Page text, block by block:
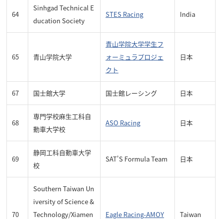
64
Sinhgad Technical E
ducation Society
STES Racing India
65 青山学院大学
青山学院大学学生フ
ォーミュラプロジェ
クト
日本
67 国士館大学 国士館レーシング 日本
68
専門学校麻生工科自
動車大学校
ASO Racing 日本
69
静岡工科自動車大学
校
SAT'S Formula Team 日本
70
Southern Taiwan Un
iversity of Science &
Technology/Xiamen
Eagle Racing-AMOY Taiwan